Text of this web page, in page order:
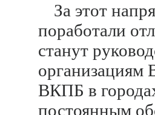
За этот
поработали
станут
ВКПБ в
постоянным